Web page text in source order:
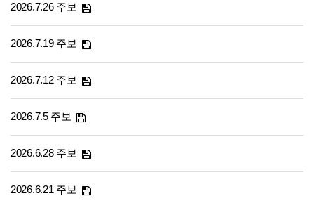
2026.7.26 주보
2026.7.19 주보
2026.7.12 주보
2026.7.5 주보
2026.6.28 주보
2026.6.21 주보